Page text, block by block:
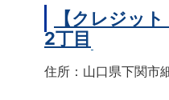
【クレジッ
2丁目
住所：山口県下関市